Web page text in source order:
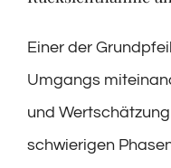
Einer der
Umgangs
und
schwierigen